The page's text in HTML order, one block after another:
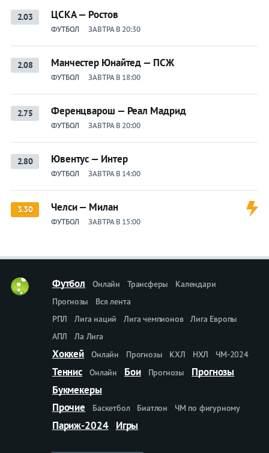
2.03 ЦСКА — Ростов
ФУТБОЛ ЗАВТРА В 20:30
2.08 Манчестер Юнайтед — ПСЖ
ФУТБОЛ ЗАВТРА В 18:00
2.75 Ференцварош — Реал Мадрид
ФУТБОЛ ЗАВТРА В 20:00
2.80 Ювентус — Интер
ФУТБОЛ ЗАВТРА В 14:00
3.30 Челси — Милан
ФУТБОЛ ЗАВТРА В 15:00
Футбол Онлайн Трансферы
Календари
Прогнозы
Вся лента
РПЛ
Лига наций Лига чемпионов
Лига Европы
АПЛ
Ла Лига
Хоккей Онлайн Прогнозы КХЛ НХЛ ЧМ-2024
Теннис Онлайн Бои Прогнозы
Прогнозы
Букмекеры
Прочие
Баскетбол Биатлон ЧМ по фигурному
Париж-2024 Игры